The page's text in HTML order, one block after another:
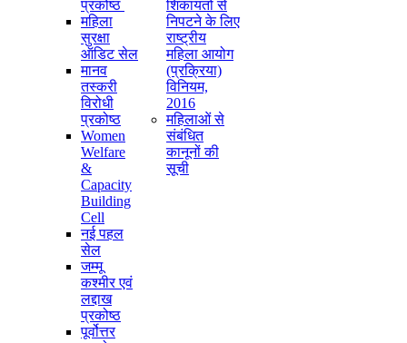
प्रकोष्ठ
महिला
सुरक्षा
ऑडिट सेल
मानव
तस्करी
विरोधी
प्रकोष्ठ
Women
Welfare
&
Capacity
Building
Cell
नई पहल
सेल
जम्मू
कश्मीर एवं
लद्दाख
प्रकोष्ठ
पूर्वोत्तर
शिकायतों से
निपटने के लिए
राष्ट्रीय
महिला आयोग
(प्रक्रिया)
विनियम,
2016
महिलाओं से
संबंधित
कानूनों की
सूची